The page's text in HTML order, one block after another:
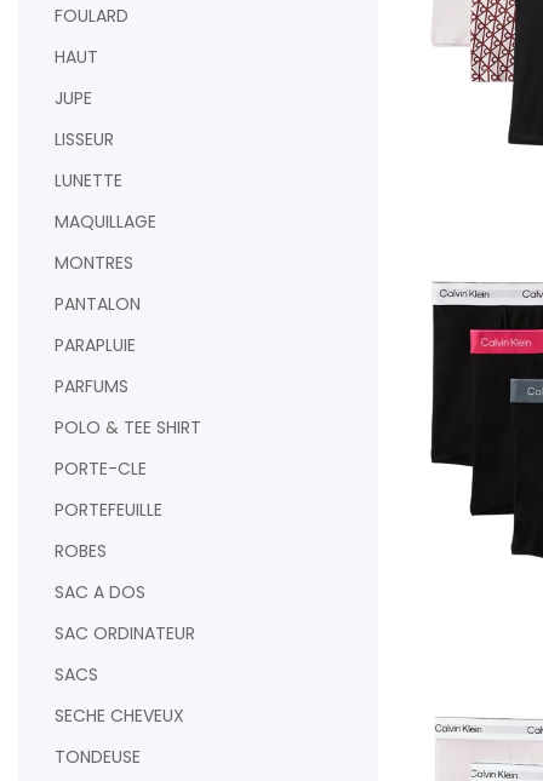
FOULARD
HAUT
JUPE
LISSEUR
LUNETTE
MAQUILLAGE
MONTRES
PANTALON
PARAPLUIE
PARFUMS
POLO & TEE SHIRT
PORTE-CLE
PORTEFEUILLE
ROBES
SAC A DOS
SAC ORDINATEUR
SACS
SECHE CHEVEUX
TONDEUSE